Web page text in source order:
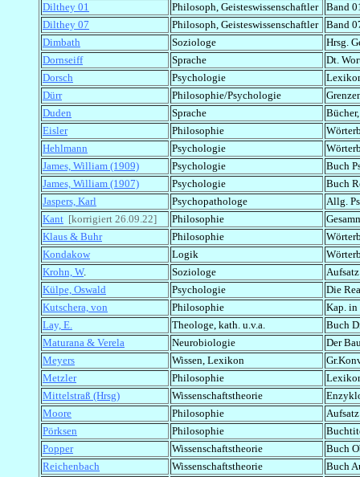
Dilthey 01
Philosoph, Geisteswissenschaftler
Band
Dilthey 07
Philosoph, Geisteswissenschaftler
Band
Dimbath
Soziologe
Hrsg.
Dornseiff
Sprache
Dt.
Dorsch
Psychologie
Dürr
Philosophie/Psychologie
Duden
Sprache
Eisler
Philosophie
Hehlmann
Psychologie
James, William (1909)
Psychologie
Buch
James, William (1907)
Psychologie
Buch
Jaspers, Karl
Psychopathologe
Allg.
Kant [korrigiert 26.09.22] Philosophie
Klaus & Buhr
Philosophie
Kondakow
Logik
Krohn, W. Soziologe
Külpe, Oswald
Psychologie
Die
Kutschera, von
Philosophie
Kap. in
Lay, E.
Theologe, kath. u.v.a.
Buch
Maturana & Verela
Neurobiologie
Der
Meyers
Wissen, Lexikon
Metzler
Philosophie
Mittelstraß (Hrsg)
Wissenschaftstheorie
Moore
Philosophie
Pörksen
Philosophie
Popper
Wissenschaftstheorie
Buch
Reichenbach
Wissenschaftstheorie
Buch